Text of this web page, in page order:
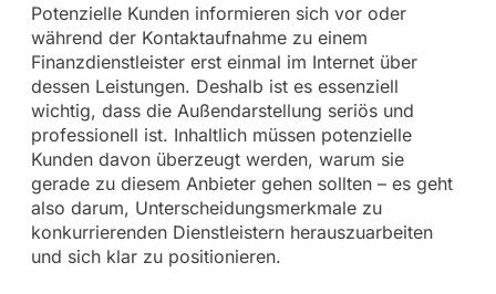
Potenzielle Kunden informieren sich vor oder
während der Kontaktaufnahme zu einem
Finanzdienstleister erst einmal im Internet über
dessen Leistungen. Deshalb ist es essenziell
wichtig, dass die Außendarstellung seriös und
professionell ist. Inhaltlich müssen potenzielle
Kunden davon überzeugt werden, warum sie
gerade zu diesem Anbieter gehen sollten – es geht
also darum, Unterscheidungsmerkmale zu
konkurrierenden Dienstleistern herauszuarbeiten
und sich klar zu positionieren.